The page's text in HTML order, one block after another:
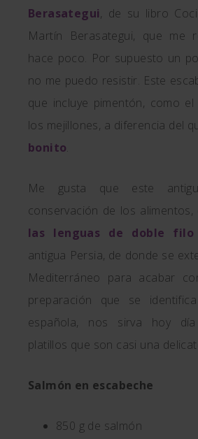
Berasategui, de su libro
Martín Berasategui, que me
hace poco. Por supuesto un
no me puedo resistir. Este
que incluye pimentón, como
los mejillones, a diferencia del
bonito.
Me gusta que este
conservación de los alimentos,
las lenguas de doble filo
antigua Persia, de donde se
Mediterráneo para acabar
preparación que se
española, nos sirva hoy
platillos que son casi una
Salmón en escabeche
850 g de salmón